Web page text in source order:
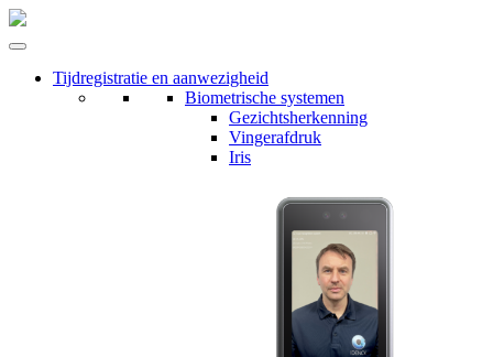
Tijdregistratie en aanwezigheid
Biometrische systemen
Gezichtsherkenning
Vingerafdruk
Iris